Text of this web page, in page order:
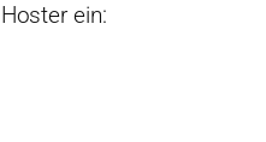
ein: